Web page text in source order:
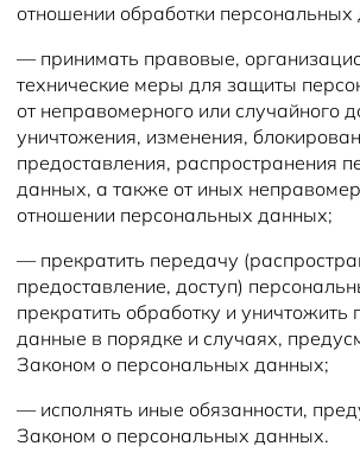
отношении обработки
— принимать правовые,
технические меры для защиты
от неправомерного или случайного
уничтожения, изменения,
предоставления, распространения
данных, а также от иных
отношении персональных данных;
— прекратить передачу
предоставление, доступ)
прекратить обработку и уничтожить
данные в порядке и случаях,
Законом о персональных данных;
— исполнять иные обязанности,
Законом о персональных данных.